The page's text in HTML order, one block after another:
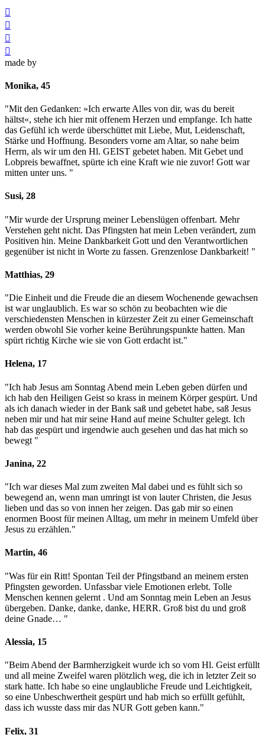




made by
Monika, 45
"Mit den Gedanken: »Ich erwarte Alles von dir, was du bereit
hältst«, stehe ich hier mit offenem Herzen und empfange. Ich hatte
das Gefühl ich werde überschüttet mit Liebe, Mut, Leidenschaft,
Stärke und Hoffnung. Besonders vorne am Altar, so nahe beim
Herrn, als wir um den Hl. GEIST gebetet haben. Mit Gebet und
Lobpreis bewaffnet, spürte ich eine Kraft wie nie zuvor! Gott war
mitten unter uns. "
Susi, 28
"Mir wurde der Ursprung meiner Lebenslügen offenbart. Mehr
Verstehen geht nicht. Das Pfingsten hat mein Leben verändert, zum
Positiven hin. Meine Dankbarkeit Gott und den Verantwortlichen
gegenüber ist nicht in Worte zu fassen. Grenzenlose Dankbarkeit! "
Matthias, 29
"Die Einheit und die Freude die an diesem Wochenende gewachsen
ist war unglaublich. Es war so schön zu beobachten wie die
verschiedensten Menschen in kürzester Zeit zu einer Gemeinschaft
werden obwohl Sie vorher keine Berührungspunkte hatten. Man
spürt richtig Kirche wie sie von Gott erdacht ist."
Helena, 17
"Ich hab Jesus am Sonntag Abend mein Leben geben dürfen und
ich hab den Heiligen Geist so krass in meinem Körper gespürt. Und
als ich danach wieder in der Bank saß und gebetet habe, saß Jesus
neben mir und hat mir seine Hand auf meine Schulter gelegt. Ich
hab das gespürt und irgendwie auch gesehen und das hat mich so
bewegt "
Janina, 22
"Ich war dieses Mal zum zweiten Mal dabei und es fühlt sich so
bewegend an, wenn man umringt ist von lauter Christen, die Jesus
lieben und das so von innen her zeigen. Das gab mir so einen
enormen Boost für meinen Alltag, um mehr in meinem Umfeld über
Jesus zu erzählen."
Martin, 46
"Was für ein Ritt! Spontan Teil der Pfingstband an meinem ersten
Pfingsten geworden. Unfassbar viele Emotionen erlebt. Tolle
Menschen kennen gelernt . Und am Sonntag mein Leben an Jesus
übergeben. Danke, danke, danke, HERR. Groß bist du und groß
deine Gnade… "
Alessia, 15
"Beim Abend der Barmherzigkeit wurde ich so vom Hl. Geist erfüllt
und all meine Zweifel waren plötzlich weg, die ich in letzter Zeit so
stark hatte. Ich habe so eine unglaubliche Freude und Leichtigkeit,
so eine Unbeschwertheit gespürt und hab mich so erfüllt gefühlt,
dass ich wusste dass mir das NUR Gott geben kann."
Felix, 31